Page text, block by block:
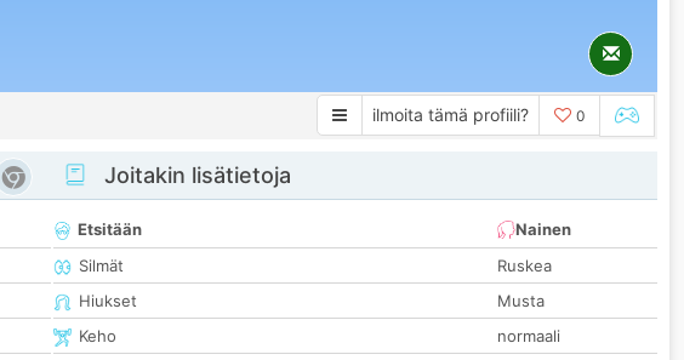
ilmoita tämä profiili? 0
Joitakin lisätietoja
Etsitään
Nainen
Silmät
Ruskea
Hiukset
Musta
Keho
normaali